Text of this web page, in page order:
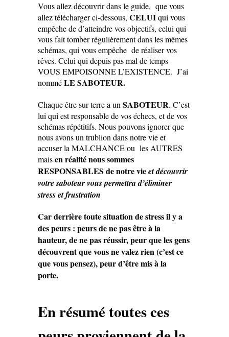
Vous allez découvrir dans le guide, que vous
allez télécharger ci-dessous, CELUIqui vous
empêche de d’atteindre vos objectifs, celui qui
vous fait tomber régulièrement dans les mêmes
schémas, qui vous empêche de réaliser vos
rêves. Celui qui depuis pas mal de temps
VOUS EMPOISONNE L’EXISTENCE. J’ai
nomméLE SABOTEUR.
Chaque être sur terre a unSABOTEUR. C’est
lui qui est responsable de vos échecs, et de vos
schémas répétitifs. Nous pouvons ignorer que
nous avons un trublion dans notre vie et
accuser la MALCHANCE ou les AUTRES
maisen réalité nous sommes
RESPONSABLES de notre vieet découvrir
votre saboteur vous permettra d’éliminer
stress et frustration
Car derrière toute situation de stress il y a
des peurs : peurs de ne pas être à la
hauteur, de ne pas réussir, peur que les gens
découvrent que vous ne valez rien (c’est ce
que vous pensez), peur d’être mis à la
porte.
En résumé toutes ces